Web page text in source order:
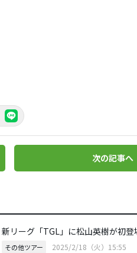
次の記事へ
新リーグ「TGL」に松山英樹が初
その他ツアー 2025/2/18（火）15:55